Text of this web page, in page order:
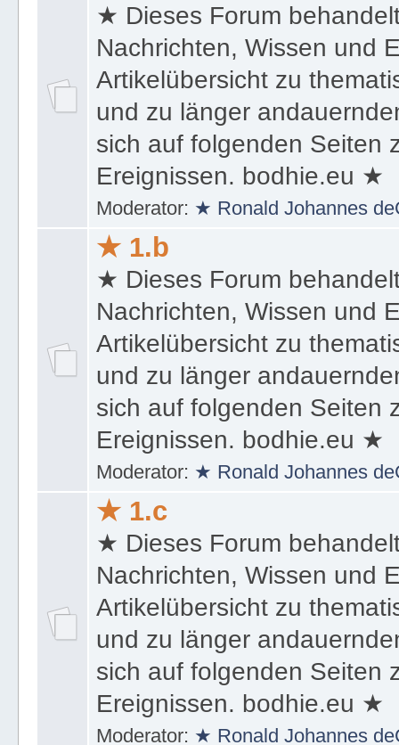
★ Dieses Forum
Nachrichten, Wissen und
Artikelübersicht zu
und zu länger
sich auf folgenden Seiten
Ereignissen. bodhie.eu ★
Moderator: ★ Ronald Johannes
★ 1.b
★ Dieses Forum
Nachrichten, Wissen und
Artikelübersicht zu
und zu länger
sich auf folgenden Seiten
Ereignissen. bodhie.eu ★
Moderator: ★ Ronald Johannes
★ 1.c
★ Dieses Forum
Nachrichten, Wissen und
Artikelübersicht zu
und zu länger
sich auf folgenden Seiten
Ereignissen. bodhie.eu ★
Moderator: ★ Ronald Johannes